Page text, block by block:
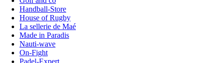
Handball-Store
House of Rugby
La sellerie de Maé
Made in Paradis
Nauti-wave
On-Fight